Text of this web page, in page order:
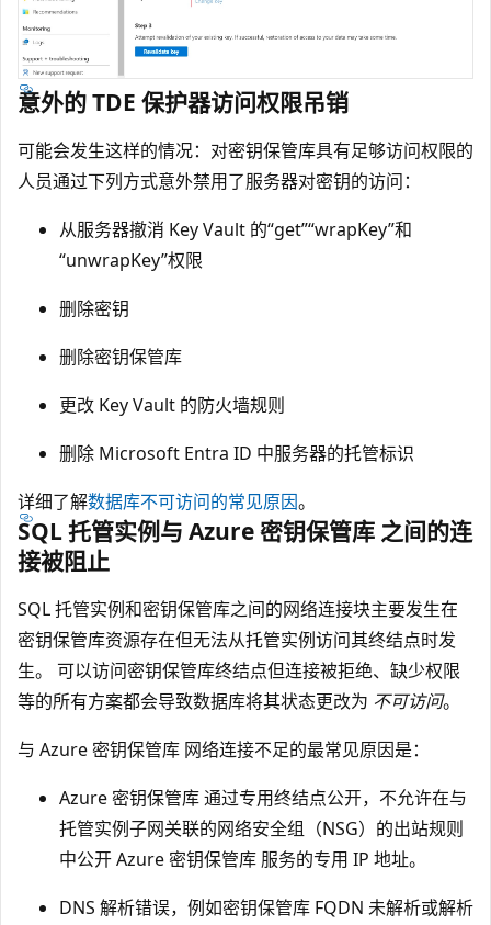
意外的 TDE 保护器访问权限吊销
可能会发生这样的情况：对密钥保管库具有足够访问权限的
人员通过下列方式意外禁用了服务器对密钥的访问：
从服务器撤消 Key Vault 的“get”“wrapKey”和
“unwrapKey”权限
删除密钥
删除密钥保管库
更改 Key Vault 的防火墙规则
删除 Microsoft Entra ID 中服务器的托管标识
详细了解数据库不可访问的常见原因。
SQL 托管实例与 Azure 密钥保管库 之间的连
接被阻止
SQL 托管实例和密钥保管库之间的网络连接块主要发生在
密钥保管库资源存在但无法从托管实例访问其终结点时发
生。 可以访问密钥保管库终结点但连接被拒绝、缺少权限
等的所有方案都会导致数据库将其状态更改为 不可访问。
与 Azure 密钥保管库 网络连接不足的最常见原因是：
Azure 密钥保管库 通过专用终结点公开，不允许在与
托管实例子网关联的网络安全组（NSG）的出站规则
中公开 Azure 密钥保管库 服务的专用 IP 地址。
DNS 解析错误，例如密钥保管库 FQDN 未解析或解析